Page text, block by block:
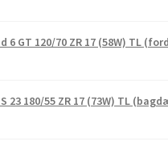
6 GT 120/70 ZR 17 (58W) TL
23 180/55 ZR 17 (73W) TL